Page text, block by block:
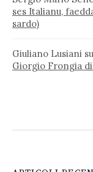
ses Italianu,
sardo)
Giuliano Lusiani su
Giorgio Frongia